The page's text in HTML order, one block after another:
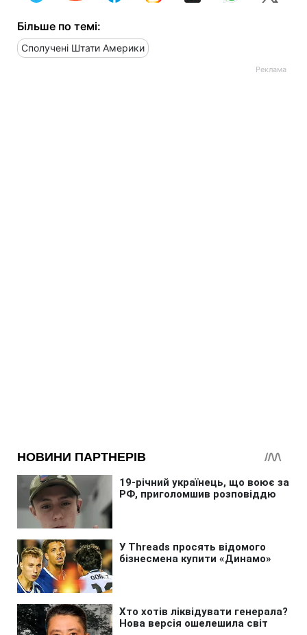
Більше по темі:
Сполучені Штати Америки